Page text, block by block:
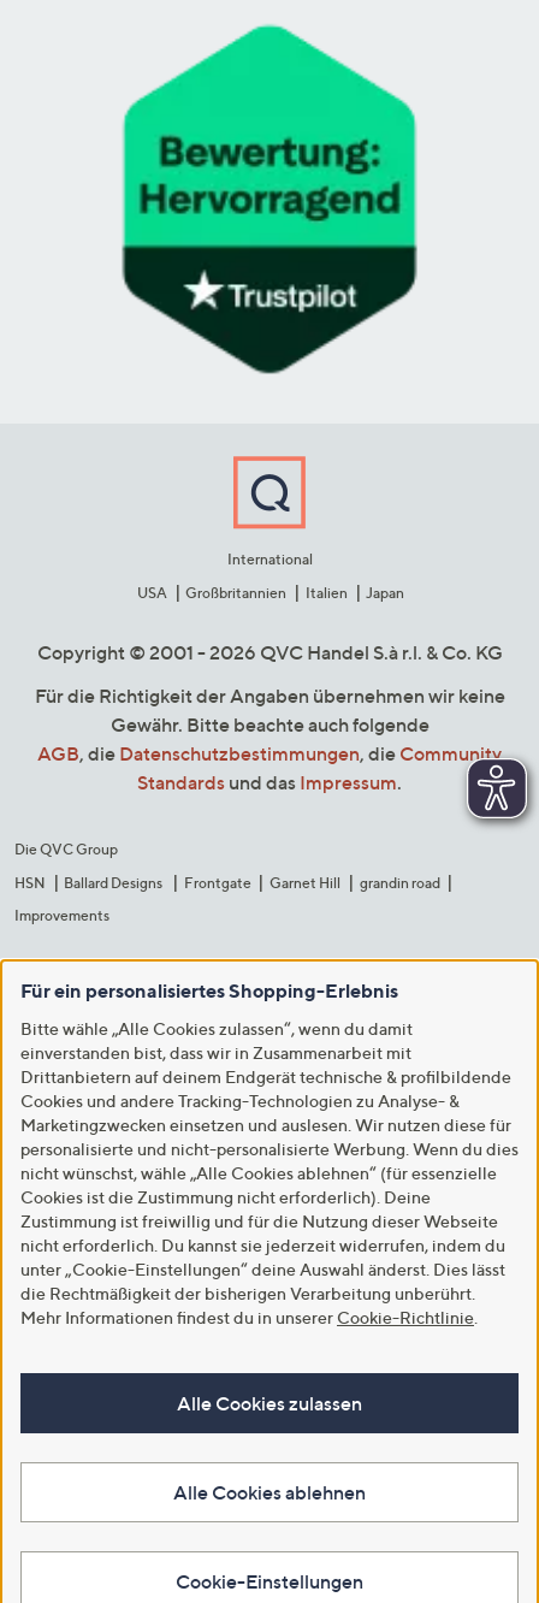
International
USA
Großbritannien Italien Japan
Copyright © 2001 - 2026 QVC Handel S.à r.l. & Co. KG
Für die Richtigkeit der Angaben übernehmen wir keine
Gewähr. Bitte beachte auch folgende
AGB, die Datenschutzbestimmungen, die Community
Standards und das Impressum.
Die QVC Group
HSN
Ballard Designs Frontgate Garnet Hill
grandin road
Improvements
Für ein personalisiertes Shopping-Erlebnis
Bitte wähle „Alle Cookies zulassen“, wenn du damit
einverstanden bist, dass wir in Zusammenarbeit mit
Drittanbietern auf deinem Endgerät technische & profilbildende
Cookies und andere Tracking-Technologien zu Analyse- &
Marketingzwecken einsetzen und auslesen. Wir nutzen diese für
personalisierte und nicht-personalisierte Werbung. Wenn du dies
nicht wünschst, wähle „Alle Cookies ablehnen“ (für essenzielle
Cookies ist die Zustimmung nicht erforderlich). Deine
Zustimmung ist freiwillig und für die Nutzung dieser Webseite
nicht erforderlich. Du kannst sie jederzeit widerrufen, indem du
unter „Cookie-Einstellungen“ deine Auswahl änderst. Dies lässt
die Rechtmäßigkeit der bisherigen Verarbeitung unberührt.
Mehr Informationen findest du in unserer Cookie-Richtlinie
Alle Cookies zulassen
Alle Cookies ablehnen
Cookie-Einstellungen